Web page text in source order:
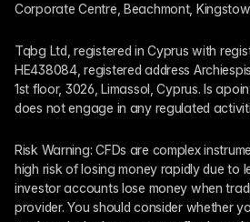
Corporate Centre, Beachmont,
Tqbg Ltd, registered in Cyprus with
HE438084, registered address
1st floor, 3026, Limassol, Cyprus. Is
does not engage in any regulated
Risk Warning: CFDs are complex
high risk of losing money rapidly due to
investor accounts lose money when
provider. You should consider whether